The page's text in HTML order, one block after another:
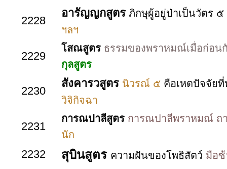
2228
อารัญญกสูตร ภิกษุผู้อยู่ป่าเป็นวัตร ๕
ฯลฯ
2229
โสณสูตร ธรรมของพราหมณ์เมื่อก่อ
กุลสูตร
2230
สังคารวสูตร นิวรณ์ ๕ คือเหตปัจจัย
วิจิกิจฉา
2231
การณปาลีสูตร การณปาลีพราหมณ์ ถ
นัก
2232 สุบินสูตร ความฝันของโพธิสัตว์ มือซ้